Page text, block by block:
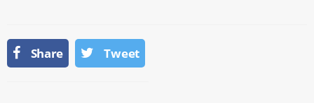
Share Tweet